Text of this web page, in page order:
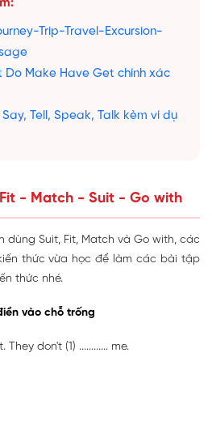
Trip-Travel-Excursion-
Do Make Have Get chính xác
Tell, Speak, Talk kèm ví dụ
- Match - Suit - Go with
dùng Suit, Fit, Match và Go with, các
thức vừa học để làm các bài tập
thức nhé.
vào chỗ trống
don't (1) ............ me.